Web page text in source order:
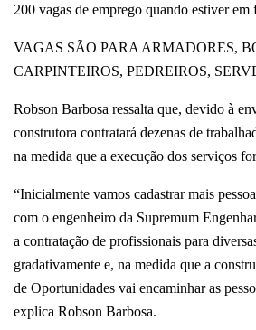
200 vagas de emprego quando estiver em
VAGAS SÃO PARA ARMADORES,
CARPINTEIROS, PEDREIROS,
Robson Barbosa ressalta que, devido à
construtora contratará dezenas de
na medida que a execução dos serviços
“Inicialmente vamos cadastrar mais
com o engenheiro da Supremum
a contratação de profissionais para
gradativamente e, na medida que a
de Oportunidades vai encaminhar as
explica Robson Barbosa.